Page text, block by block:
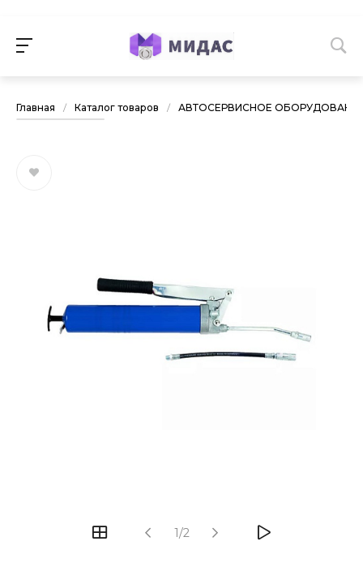
Главная / Каталог товаров / АВТОСЕРВИСНОЕ
1/2